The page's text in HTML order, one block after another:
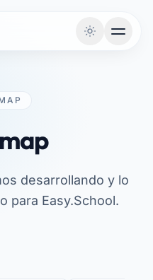
desarrollando y lo
para Easy.School.